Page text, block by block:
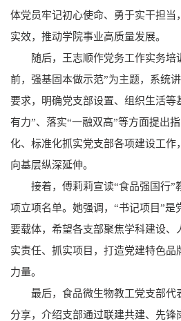
体党员牢记初心使命、勇于实干担当
实效，推动学院事业高质量发展。
随后，王志顺作党务工作实务培
前，强基固本做示范”为主题，系统
要求，明确党支部设置、组织生活等
有力”、落实“一融双高”等方面提出
化、标准化抓实党支部各项建设工作
向基层纵深延伸。
接着，傅莉莉宣读“食品强国行”
项立项名单。她强调，“书记项目”是
要载体，希望各支部聚焦学科建设、
实责任、抓实项目，打造党建特色品
力量。
最后，食品微生物教工党支部代
分享，介绍支部通过联建共建、先锋